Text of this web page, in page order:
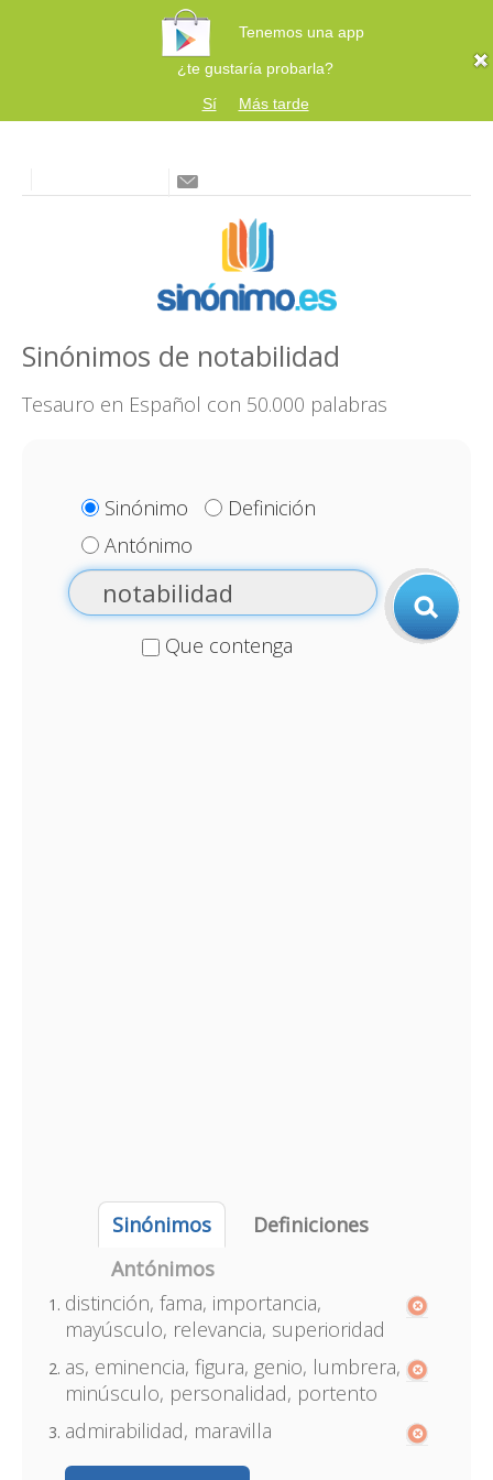
Tenemos una app
¿te gustaría probarla?
Sí
Más tarde
Sinónimos de notabilidad
Tesauro en Español con 50.000 palabras
Sinónimo
Definición
Antónimo
Que contenga
Sinónimos
Definiciones
Antónimos
distinción, fama, importancia,
mayúsculo, relevancia, superioridad
as, eminencia, figura, genio, lumbrera,
minúsculo, personalidad, portento
admirabilidad, maravilla